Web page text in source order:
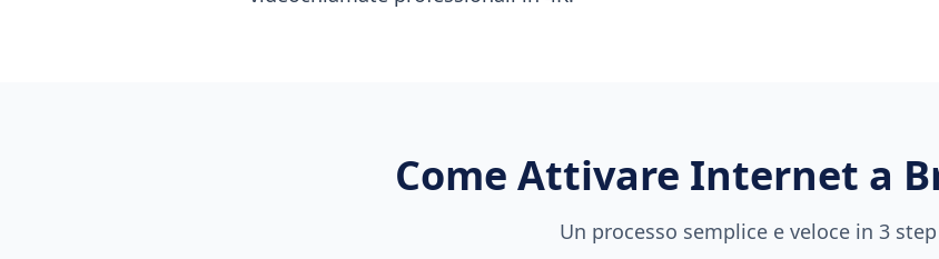
Come Attivare Internet a
Un processo semplice e veloce in 3 step